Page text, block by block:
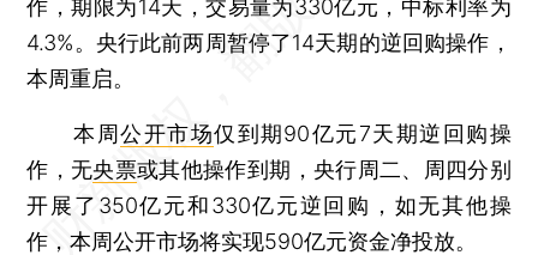
作，期限为14天，交易量为330亿元，中标利率为
4.3%。央行此前两周暂停了14天期的逆回购操作，
本周重启。
本周公开市场仅到期90亿元7天期逆回购操
作，无央票或其他操作到期，央行周二、周四分别
开展了350亿元和330亿元逆回购，如无其他操
作，本周公开市场将实现590亿元资金净投放。